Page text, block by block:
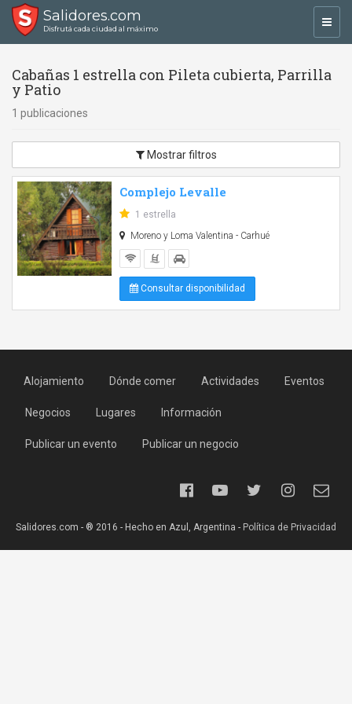
Salidores.com
Disfrutá cada ciudad al máximo
Cabañas 1 estrella con Pileta cubierta, Parrilla
y Patio
1 publicaciones
Mostrar filtros
Complejo Levalle
1 estrella
Moreno y Loma Valentina - Carhué
Consultar disponibilidad
Alojamiento Dónde comer Actividades Eventos
Negocios Lugares Información
Publicar un evento Publicar un negocio
Salidores.com - ® 2016 - Hecho en Azul, Argentina - Política de Privacidad